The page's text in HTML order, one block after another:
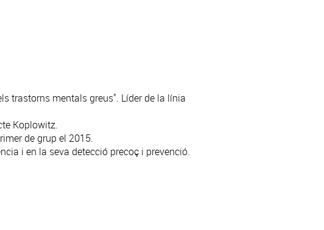
trastorns mentals greus". Líder de la línia
Koplowitz.
de grup el 2015.
i en la seva detecció precoç i prevenció.